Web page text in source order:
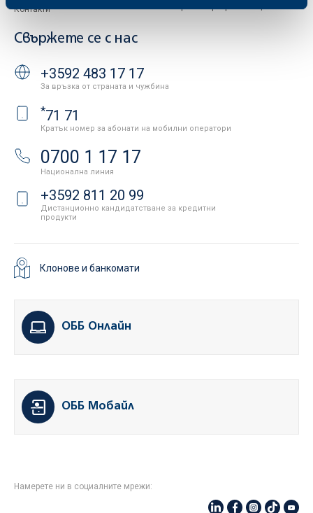
Контакти
Свържете се с нас
+3592 483 17 17
За връзка от страната и чужбина
*71 71
Кратък номер за абонати на мобилни оператори
0700 1 17 17
Национална линия
+3592 811 20 99
Дистанционно кандидатстване за кредитни
продукти
Клонове и банкомати
ОББ Онлайн
ОББ Мобайл
Намерете ни в социалните мрежи: